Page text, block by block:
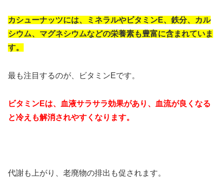
カシューナッツには、ミネラルやビタミンE、鉄分、カル
シウム、マグネシウムなどの栄養素も豊富に含まれていま
す。
最も注目するのが、ビタミンEです。
ビタミンEは、血液サラサラ効果があり、血流が良くなる
と冷えも解消されやすくなります。
代謝も上がり、老廃物の排出も促されます。